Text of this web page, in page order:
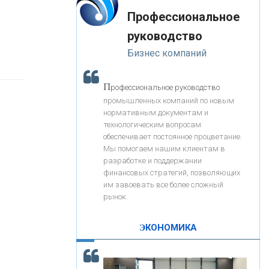
«ЗАПСИБКОМБАНК»
«РОСЕВРОБАНК»
«ПРЕСС-СЛУЖБА ВТБ24»
«АВТОГРАДБАНК»
«ПРОМРЕГИОНБАНК»
ОНАС
КОНТАКТЫ
корость - один из главных трендов в
кредитовании бизнеса - «Интервью»
-- Лучшее, что можно сделать с хорошим советом, это
пропустить его мимо ушей. Он никогда не бывает
полезен никому, кроме того, кто его дал.
-- Люблю давать советы и очень не люблю, когда их
дают мне.
Профессиональное
руководство
Бизнес компаний
Профессиональное руководство
промышленных компаний по новым
нормативным документам и
технологическим вопросам
обеспечивает постоянное процветание.
Мы помогаем нашим клиентам в
разработке и поддержании
финансовых стратегий, позволяющих
им завоевать все более сложный
рынок.
ЭКОНОМИКА